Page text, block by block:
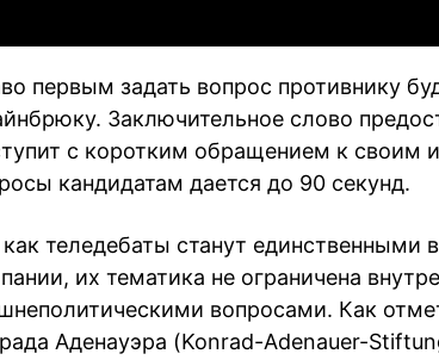
первым задать вопрос противнику
Заключительное слово
с коротким обращением к своим
кандидатам дается до 90 секунд.
теледебаты станут единственными
их тематика не ограничена
вопросами. Как
Аденауэра (Konrad-Adenauer-